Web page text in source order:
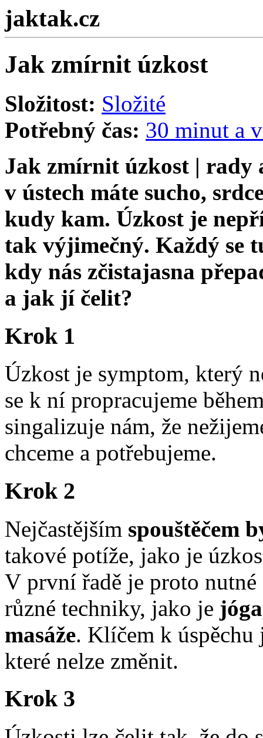
jaktak.cz
Jak zmírnit úzkost
Složitost: Složité
Potřebný čas: 30 minut a
Jak zmírnit úzkost | rady
v ústech máte sucho,
kudy kam. Úzkost je
tak výjimečný. Každý se
kdy nás zčistajasna
a jak jí čelit?
Krok 1
Úzkost je symptom, který
se k ní propracujeme
singalizuje nám, že
chceme a potřebujeme.
Krok 2
Nejčastějším spouštěčem
takové potíže, jako je
V první řadě je proto
různé techniky, jako je
masáže. Klíčem k
které nelze změnit.
Krok 3